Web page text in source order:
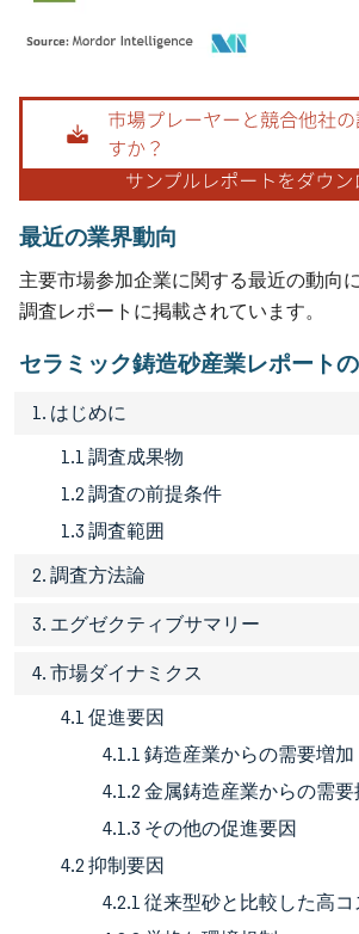
画像 © Mordor Intelligence。再利用にはCC BY 4.0
最近の業界動向
主要市場参加企業に関する最近の動向
調査レポートに掲載されています。
セラミック鋳造砂産業レポート
1. はじめに
1.1 調査成果物
1.2 調査の前提条件
1.3 調査範囲
2. 調査方法論
3. エグゼクティブサマリー
4. 市場ダイナミクス
4.1 促進要因
4.1.1 鋳造産業からの需要増加
4.1.2 金属鋳造産業からの需要
4.1.3 その他の促進要因
4.2 抑制要因
4.2.1 従来型砂と比較した高コ